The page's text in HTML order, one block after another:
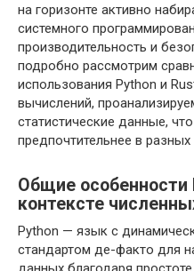
на горизонте активно
системного
производительность и
подробно рассмотрим
использования Python и
вычислений,
статистические данные,
предпочтительнее в разных
Общие особенности
контексте
Python — язык с
стандартом де-факто для